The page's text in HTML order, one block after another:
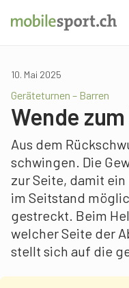
10. Mai 2025
Geräteturnen – Barren
Wende
Aus dem
schwingen. Die
zur Seite, damit
im Seitstand
gestreckt. Beim
welcher Seite der
stellt sich auf die